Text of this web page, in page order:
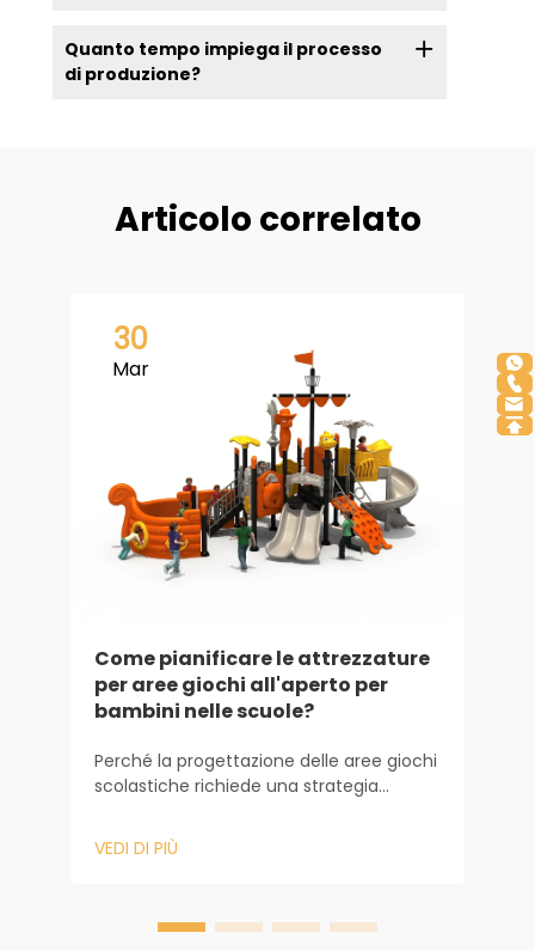
Quanto tempo impiega il processo
di produzione?
Articolo correlato
30
Mar
Come pianificare le attrezzature
per aree giochi all'aperto per
bambini nelle scuole?
Perché la progettazione delle aree giochi
scolastiche richiede una strategia
Progettare un'area giochi scolastica è
ben diverso dall'installare un insieme di
strategico nell'ambiente di sviluppo del
VEDI DI PIÙ